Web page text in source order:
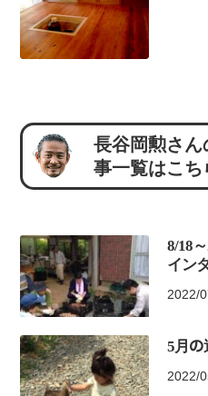
長谷岡勲さ
事一覧はこち
8/18
イン
2022/
5月の
2022/